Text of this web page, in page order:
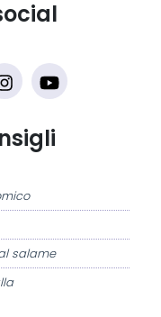
salame